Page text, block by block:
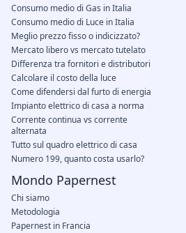
Consumo medio di Gas in Italia
Consumo medio di Luce in Italia
Meglio prezzo fisso o indicizzato?
Mercato libero vs mercato tutelato
Differenza tra fornitori e distributori
Calcolare il costo della luce
Come difendersi dal furto di energia
Impianto elettrico di casa a norma
Corrente continua vs corrente
alternata
Tutto sul quadro elettrico di casa
Numero 199, quanto costa usarlo?
Mondo Papernest
Chi siamo
Metodologia
Papernest in Francia